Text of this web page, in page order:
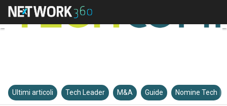
Ultimi articoli Tech Leader M&A Guide Nomine Tech